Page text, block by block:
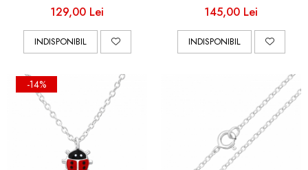
129,00 Lei
INDISPONIBIL
145,00 Lei
INDISPONIBIL
-14%